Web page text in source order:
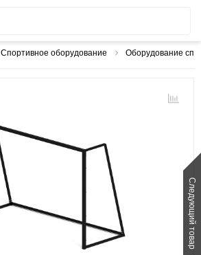
Спортивное оборудование Оборудование
Следующий товар